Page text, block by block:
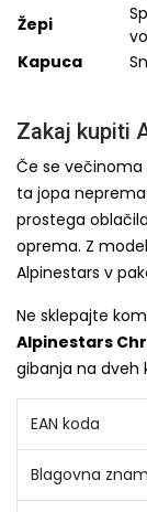
Žepi
Kapuca
Zakaj kupiti
Če se večinoma
ta jopa
prostega
oprema. Z
Alpinestars v
Ne sklepajte
Alpinestars
gibanja na dveh
EAN koda
Blagovna